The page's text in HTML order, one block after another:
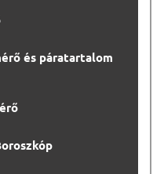
és páratartalom